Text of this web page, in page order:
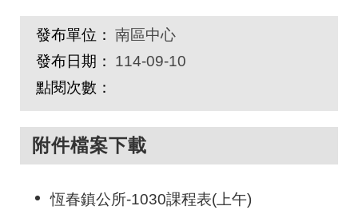
發布單位： 南區中心
發布日期：
114-09-10
點閱次數：
附件檔案下載
恆春鎮公所-1030課程表(上午)